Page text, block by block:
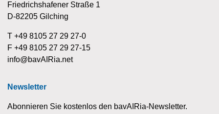
Friedrichshafener Straße 1
D-82205 Gilching
T +49 8105 27 29 27-0
F +49 8105 27 29 27-15
info@bavAIRia.net
Newsletter
Abonnieren Sie kostenlos den bavAIRia-Newsletter.